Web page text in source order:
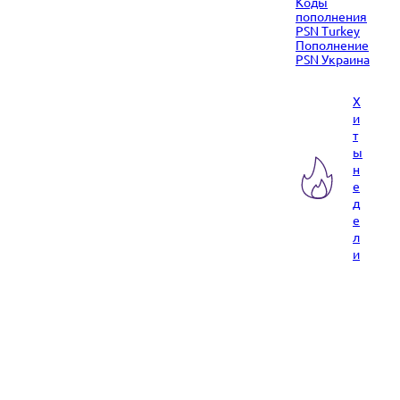
пополнения
PSN Turkey
Пополнение
PSN Украина
Х
и
т
ы
н
е
д
е
л
и